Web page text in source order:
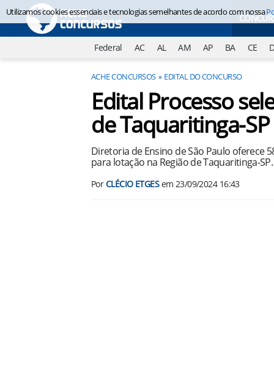
Federal AC AL AM AP BA CE
ACHE CONCURSOS EDITAL DO CONCURSO
Edital Processo
de Taquaritinga-
Diretoria de Ensino de São Paulo oferece
para lotação na Região de Taquaritinga-
PorCLÉCIO ETGESem 23/09/2024 16:43
Utilizamos cookies essenciais e tecnologias semelhantes de acordo com nossa